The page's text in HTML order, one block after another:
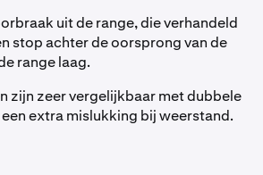
uit de range, die verhandeld
stop achter de oorsprong van de
range laag.
zijn zeer vergelijkbaar met dubbele
extra mislukking bij weerstand.